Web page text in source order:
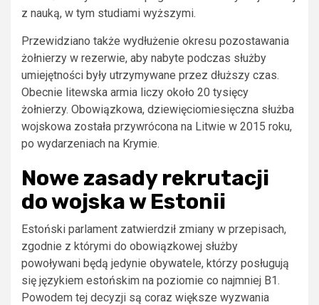
z nauką, w tym studiami wyższymi.
Przewidziano także wydłużenie okresu pozostawania
żołnierzy w rezerwie, aby nabyte podczas służby
umiejętności były utrzymywane przez dłuższy czas.
Obecnie litewska armia liczy około 20 tysięcy
żołnierzy. Obowiązkowa, dziewięciomiesięczna służba
wojskowa została przywrócona na Litwie w 2015 roku,
po wydarzeniach na Krymie.
Nowe zasady rekrutacji
do wojska w Estonii
Estoński parlament zatwierdził zmiany w przepisach,
zgodnie z którymi do obowiązkowej służby
powoływani będą jedynie obywatele, którzy posługują
się językiem estońskim na poziomie co najmniej B1.
Powodem tej decyzji są coraz większe wyzwania